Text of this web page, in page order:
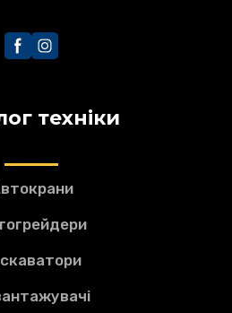
техніки